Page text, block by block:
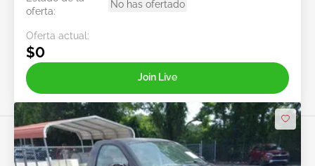
oferta:
No has ofertado
Oferta actual:
$0
Join Live